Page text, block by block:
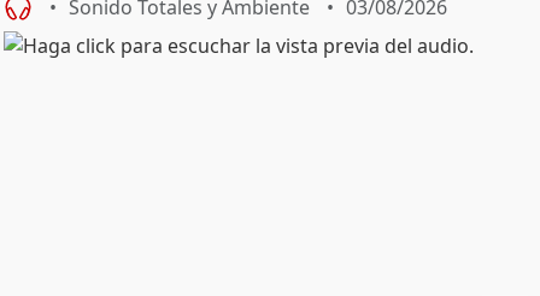
Sonido Totales y Ambiente 03/08/2026